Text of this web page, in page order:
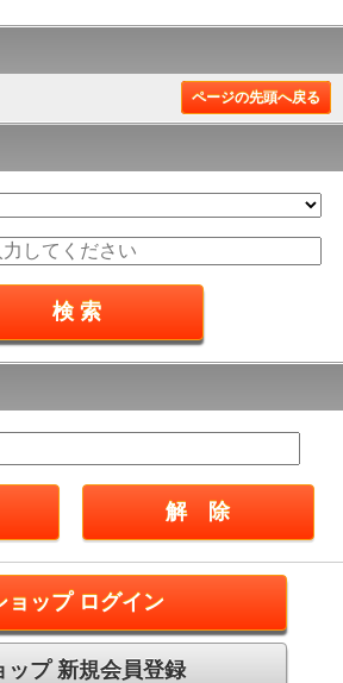
ページの先頭へ戻る
ョップ ログイン
ップ 新規会員登録